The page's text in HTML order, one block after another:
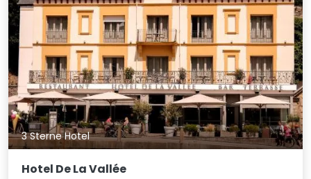
3 Sterne Hotel
Hotel De La Vallée